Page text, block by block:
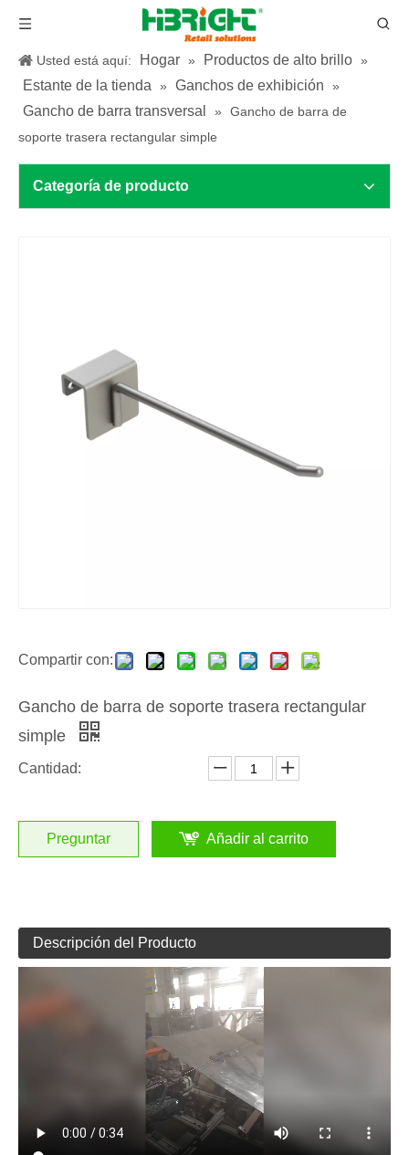
Usted está aquí: Hogar » Productos de alto brillo »
Estante de la tienda » Ganchos de exhibición »
Gancho de barra transversal »
Gancho de barra de
soporte trasera rectangular simple
Categoría de producto
Compartir con:
Gancho de barra de soporte trasera rectangular
simple
Cantidad:
Preguntar Añadir al carrito
Descripción del Producto